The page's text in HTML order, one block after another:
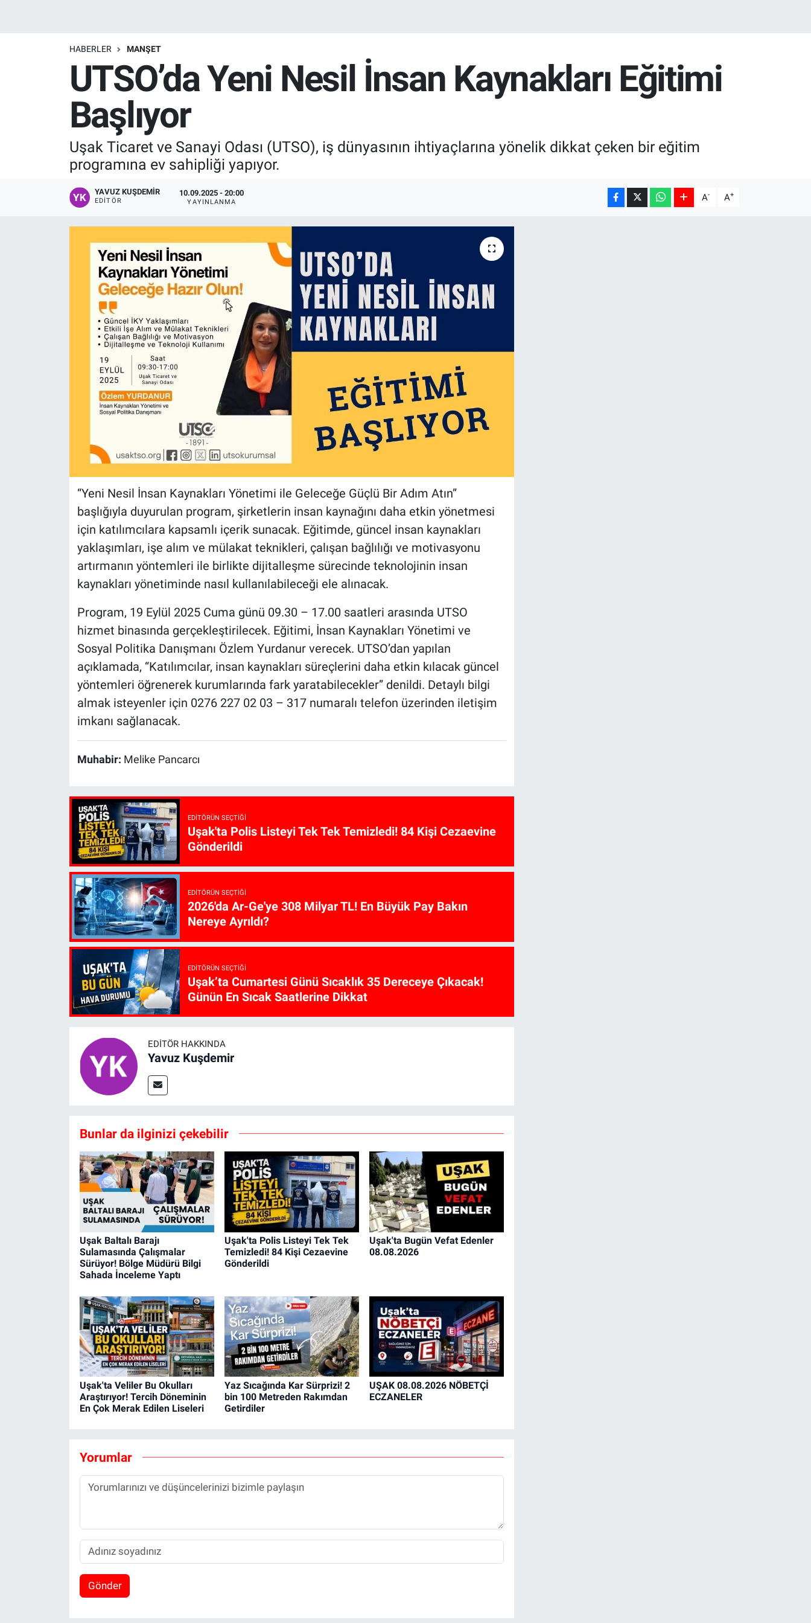
HABERLER MANŞET
UTSO’da Yeni Nesil İnsan Kaynakları Eğitimi
Başlıyor
Uşak Ticaret ve Sanayi Odası (UTSO), iş dünyasının ihtiyaçlarına yönelik dikkat çeken bir eğitim
programına ev sahipliği yapıyor.
YAVUZ KUŞDEMIR
EDITÖR
10.09.2025 - 20:00
YAYINLANMA A- A+
“Yeni Nesil İnsan Kaynakları Yönetimi ile Geleceğe Güçlü Bir Adım Atın”
başlığıyla duyurulan program, şirketlerin insan kaynağını daha etkin yönetmesi
için katılımcılara kapsamlı içerik sunacak. Eğitimde, güncel insan kaynakları
yaklaşımları, işe alım ve mülakat teknikleri, çalışan bağlılığı ve motivasyonu
artırmanın yöntemleri ile birlikte dijitalleşme sürecinde teknolojinin insan
kaynakları yönetiminde nasıl kullanılabileceği ele alınacak.
Program, 19 Eylül 2025 Cuma günü 09.30 – 17.00 saatleri arasında UTSO
hizmet binasında gerçekleştirilecek. Eğitimi, İnsan Kaynakları Yönetimi ve
Sosyal Politika Danışmanı Özlem Yurdanur verecek. UTSO’dan yapılan
açıklamada, “Katılımcılar, insan kaynakları süreçlerini daha etkin kılacak güncel
yöntemleri öğrenerek kurumlarında fark yaratabilecekler” denildi. Detaylı bilgi
almak isteyenler için 0276 227 02 03 – 317 numaralı telefon üzerinden iletişim
imkanı sağlanacak.
Muhabir: Melike Pancarcı
EDITÖRÜN SEÇTIĞI
Uşak'ta Polis Listeyi Tek Tek Temizledi! 84 Kişi Cezaevine
Gönderildi
EDITÖRÜN SEÇTIĞI
2026'da Ar-Ge'ye 308 Milyar TL! En Büyük Pay Bakın
Nereye Ayrıldı?
EDITÖRÜN SEÇTIĞI
Uşak’ta Cumartesi Günü Sıcaklık 35 Dereceye Çıkacak!
Günün En Sıcak Saatlerine Dikkat
EDITÖR HAKKINDA
Yavuz Kuşdemir
Bunlar da ilginizi çekebilir
Uşak Baltalı Barajı
Sulamasında Çalışmalar
Sürüyor! Bölge Müdürü Bilgi
Sahada İnceleme Yaptı
Uşak'ta Polis Listeyi Tek Tek
Temizledi! 84 Kişi Cezaevine
Gönderildi
Uşak'ta Bugün Vefat Edenler
08.08.2026
Uşak'ta Veliler Bu Okulları
Araştırıyor! Tercih Döneminin
En Çok Merak Edilen Liseleri
Yaz Sıcağında Kar Sürprizi! 2
bin 100 Metreden Rakımdan
Getirdiler
UŞAK 08.08.2026 NÖBETÇİ
ECZANELER
Yorumlar
Gönder
Resmi İlanlar
Son Dakika
Uşak Haberleri